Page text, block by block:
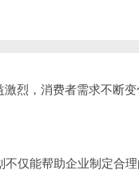
烈，消费者需求不断变
仅能帮助企业制定合